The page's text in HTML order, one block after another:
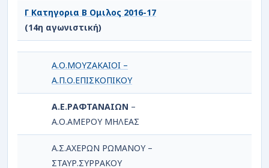
Γ Κατηγορια Β Ομιλος 2016-17
(14η αγωνιστική)
Α.Ο.ΜΟΥΖΑΚΑΙΟΙ –
Α.Π.Ο.ΕΠΙΣΚΟΠΙΚΟΥ
Α.Ε.ΡΑΦΤΑΝΑΙΩΝ –
Α.Ο.ΑΜΕΡΟΥ ΜΗΛΕΑΣ
Α.Σ.ΑΧΕΡΩΝ ΡΩΜΑΝΟΥ –
ΣΤΑΥΡ.ΣΥΡΡΑΚΟΥ